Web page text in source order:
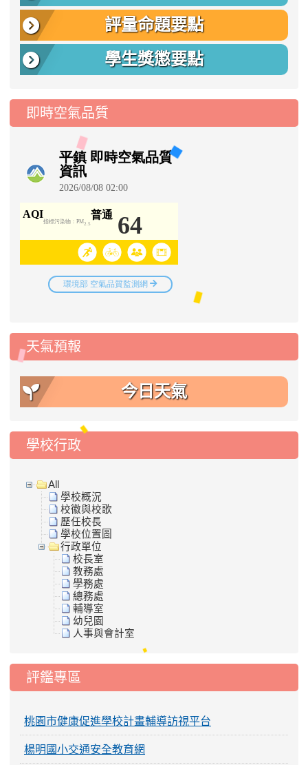
評量命題要點
學生獎懲要點
即時空氣品質
天氣預報
今日天氣
學校行政
All
學校概況
校徽與校歌
歷任校長
學校位置圖
行政單位
校長室
教務處
學務處
總務處
輔導室
幼兒園
人事與會計室
評鑑專區
桃園市健康促進學校計畫輔導訪視平台
楊明國小交通安全教育網